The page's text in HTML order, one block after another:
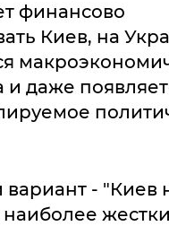
финансово
Киев, на
и даже
- "Киев